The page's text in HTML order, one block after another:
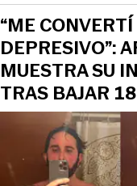
“ME
DEPRESIVO”:
MUESTRA SU
TRAS BAJAR